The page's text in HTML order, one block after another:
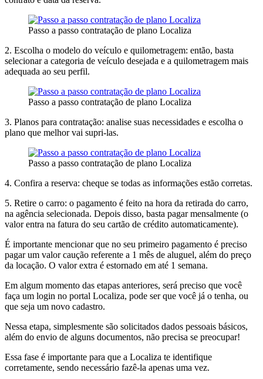
Passo a passo contratação de plano Localiza
2. Escolha o modelo do veículo e quilometragem: então, basta
selecionar a categoria de veículo desejada e a quilometragem mais
adequada ao seu perfil.
Passo a passo contratação de plano Localiza
3. Planos para contratação: analise suas necessidades e escolha o
plano que melhor vai supri-las.
Passo a passo contratação de plano Localiza
4. Confira a reserva: cheque se todas as informações estão corretas.
5. Retire o carro: o pagamento é feito na hora da retirada do carro,
na agência selecionada. Depois disso, basta pagar mensalmente (o
valor entra na fatura do seu cartão de crédito automaticamente).
É importante mencionar que no seu primeiro pagamento é preciso
pagar um valor caução referente a 1 mês de aluguel, além do preço
da locação. O valor extra é estornado em até 1 semana.
Em algum momento das etapas anteriores, será preciso que você
faça um login no portal Localiza, pode ser que você já o tenha, ou
que seja um novo cadastro.
Nessa etapa, simplesmente são solicitados dados pessoais básicos,
além do envio de alguns documentos, não precisa se preocupar!
Essa fase é importante para que a Localiza te identifique
corretamente, sendo necessário fazê-la apenas uma vez.